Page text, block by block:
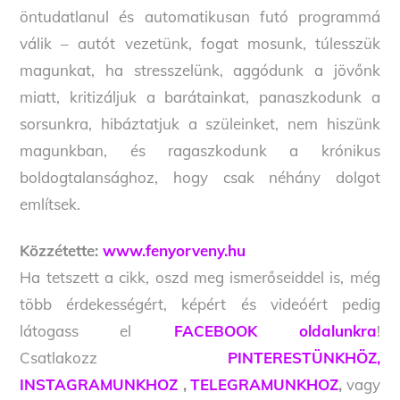
öntudatlanul és automatikusan futó programmá
válik – autót vezetünk, fogat mosunk, túlesszük
magunkat, ha stresszelünk, aggódunk a jövőnk
miatt, kritizáljuk a barátainkat, panaszkodunk a
sorsunkra, hibáztatjuk a szüleinket, nem hiszünk
magunkban, és ragaszkodunk a krónikus
boldogtalansághoz, hogy csak néhány dolgot
említsek.
Közzétette:www.fenyorveny.hu
Ha tetszett a cikk, oszd meg ismerőseiddel is, még
több érdekességért, képért és videóért pedig
látogass el
FACEBOOK oldalunkra!
Csatlakozz PINTERESTÜNKHÖZ,
INSTAGRAMUNKHOZ , TELEGRAMUNKHOZ, vagy